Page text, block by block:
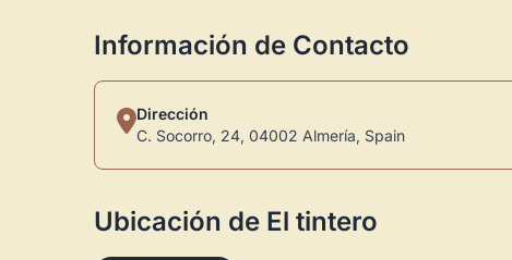
Información de Contacto
Dirección
C. Socorro, 24, 04002 Almería, Spain
Ubicación de El tintero